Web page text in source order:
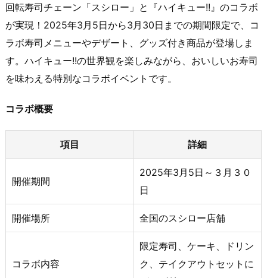
回転寿司チェーン「スシロー」と『ハイキュー!!』のコラボ
が実現！2025年3月5日から3月30日までの期間限定で、コ
ラボ寿司メニューやデザート、グッズ付き商品が登場しま
す。ハイキュー!!の世界観を楽しみながら、おいしいお寿司
を味わえる特別なコラボイベントです。
コラボ概要
項目 詳細
開催期間
2025年3月5日～３月３０
日
開催場所 全国のスシロー店舗
コラボ内容
限定寿司、ケーキ、ドリン
ク、テイクアウトセットに